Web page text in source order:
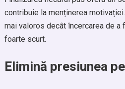
contribuie la menținerea
mai valoros decât încercarea de a
foarte scurt.
Elimină presiunea